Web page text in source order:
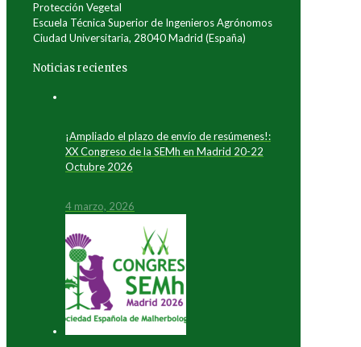
Protección Vegetal
Escuela Técnica Superior de Ingenieros Agrónomos
Ciudad Universitaria, 28040 Madrid (España)
Noticias recientes
¡Ampliado el plazo de envío de resúmenes!:
XX Congreso de la SEMh en Madrid 20-22
Octubre 2026
4 marzo, 2026